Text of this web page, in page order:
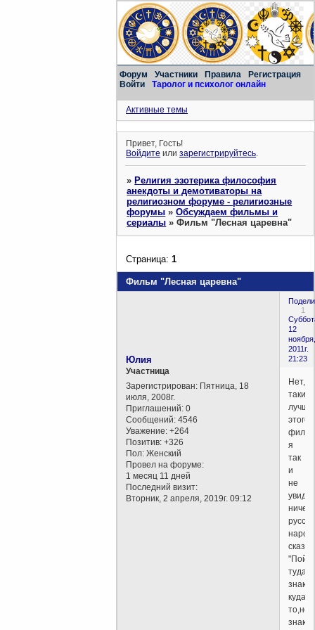
Форум Участники Правила
Регистрация
Войти
Таролог и психолог онлайн
Активные темы
Привет, Гость!
Войдите илизарегистрируйтесь.
»Религия эзотерика философия
анекдоты и демотиваторы на
религиозном форуме - религиозные
форумы »Обсуждаем фильмы и
сериалы »Фильм "Лесная царевна"
Фильм "Лесная царевна"
Страница:1
1
12
ноября,
2011г.
21:23
Юлия
Участница
Зарегистрирован: Пятница, 18
июля, 2008г.
Приглашений: 0
Сообщений: 4546
Уважение: +264
Позитив: +326
Пол: Женский
Провел на форуме:
1 месяц 11 дней
Последний визит:
Вторник, 2 апреля, 2019г. 09:12
таки
лучше
этого
я
так
и
не
сказке
знаю
то,не
знаю